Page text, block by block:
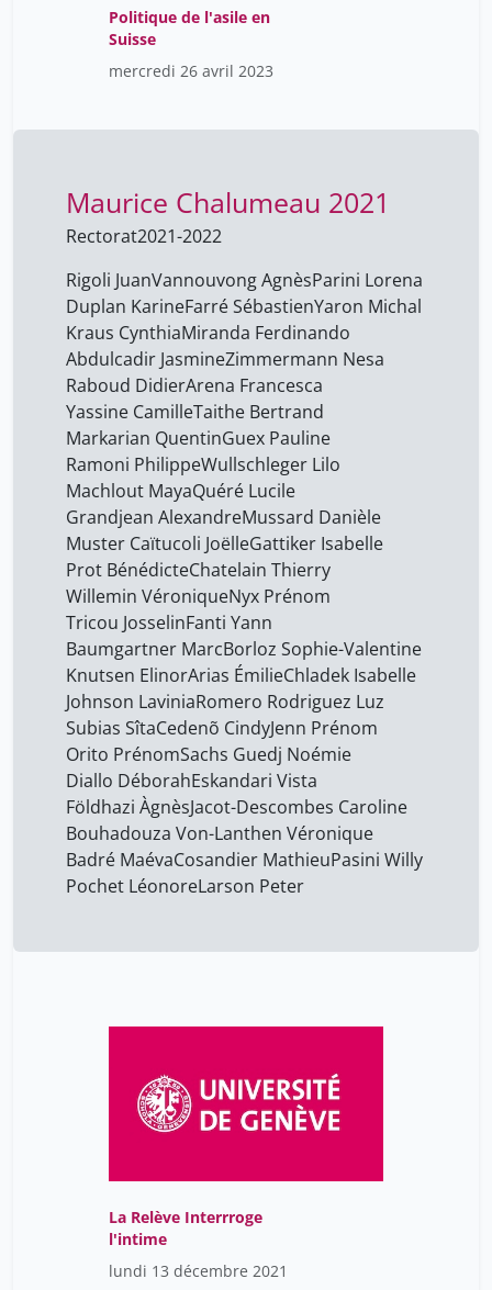
Vannouvong Agnès
Willemin Véronique
Yaron Michal 14
Zimmermann Nesa 14
calmy-rey micheline
rigoli juan 14
Politique de l'asile en
Suisse
mercredi 26 avril 2023
Maurice Chalumeau 2021
Rectorat2021-2022
Rigoli JuanVannouvong AgnèsParini Lorena
Duplan KarineFarré SébastienYaron Michal
Kraus CynthiaMiranda Ferdinando
Abdulcadir JasmineZimmermann Nesa
Raboud DidierArena Francesca
Yassine CamilleTaithe Bertrand
Markarian QuentinGuex Pauline
Ramoni PhilippeWullschleger Lilo
Machlout MayaQuéré Lucile
Grandjean AlexandreMussard Danièle
Muster Caïtucoli JoëlleGattiker Isabelle
Prot BénédicteChatelain Thierry
Willemin VéroniqueNyx Prénom
Tricou JosselinFanti Yann
Baumgartner MarcBorloz Sophie-Valentine
Knutsen ElinorArias ÉmilieChladek Isabelle
Johnson LaviniaRomero Rodriguez Luz
Subias SîtaCedenõ CindyJenn Prénom
Orito PrénomSachs Guedj Noémie
Diallo DéborahEskandari Vista
Földhazi ÀgnèsJacot-Descombes Caroline
Bouhadouza Von-Lanthen Véronique
Badré MaévaCosandier MathieuPasini Willy
Pochet LéonoreLarson Peter
La Relève Interrroge
l'intime
lundi 13 décembre 2021